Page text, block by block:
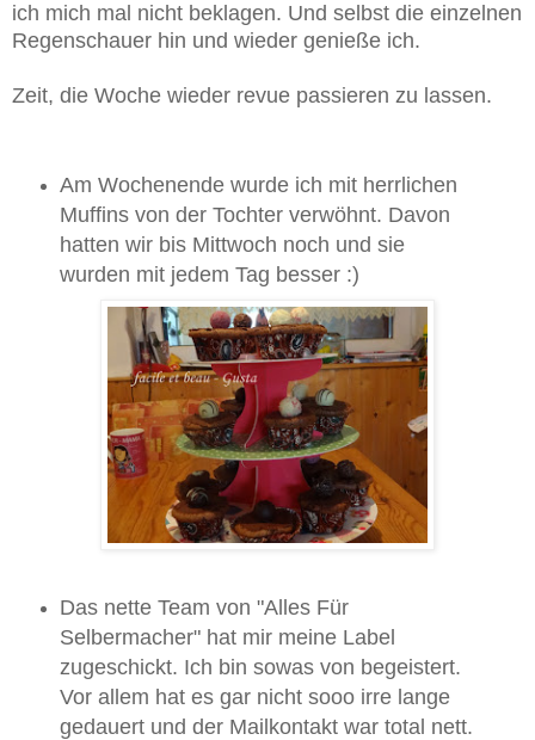
ich mich mal nicht beklagen. Und selbst die einzelnen
Regenschauer hin und wieder genieße ich.
Zeit, die Woche wieder revue passieren zu lassen.
Am Wochenende wurde ich mit herrlichen
Muffins von der Tochter verwöhnt. Davon
hatten wir bis Mittwoch noch und sie
wurden mit jedem Tag besser :)
Das nette Team von "Alles Für
Selbermacher" hat mir meine Label
zugeschickt. Ich bin sowas von begeistert.
Vor allem hat es gar nicht sooo irre lange
gedauert und der Mailkontakt war total nett.